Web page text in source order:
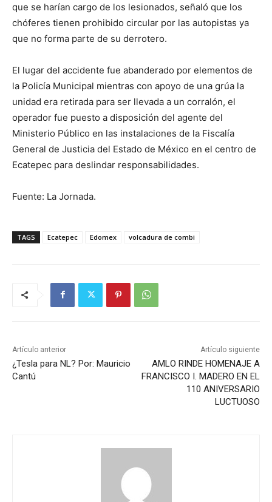
que se harían cargo de los lesionados, señaló que los
chóferes tienen prohibido circular por las autopistas ya
que no forma parte de su derrotero.
El lugar del accidente fue abanderado por elementos de
la Policía Municipal mientras con apoyo de una grúa la
unidad era retirada para ser llevada a un corralón, el
operador fue puesto a disposición del agente del
Ministerio Público en las instalaciones de la Fiscalía
General de Justicia del Estado de México en el centro de
Ecatepec para deslindar responsabilidades.
Fuente: La Jornada.
TAGS Ecatepec Edomex volcadura de combi
Artículo anterior
¿Tesla para NL? Por: Mauricio
Cantú
Artículo siguiente
AMLO RINDE HOMENAJE A
FRANCISCO I. MADERO EN EL
110 ANIVERSARIO
LUCTUOSO